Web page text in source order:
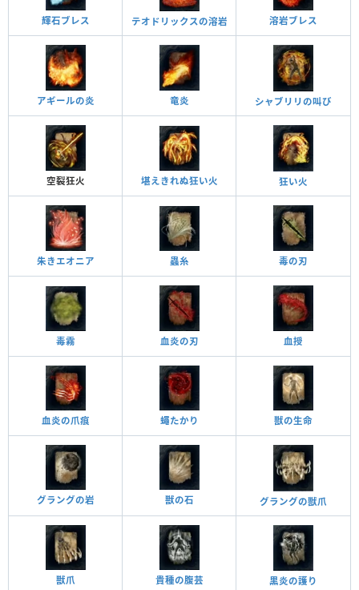
輝石ブレス テオドリックスの溶岩 溶岩ブレス
アギールの炎 竜炎 シャブリリの叫び
空裂狂火 堪えきれぬ狂い火 狂い火
朱きエオニア 蟲糸 毒の刃
毒霧 血炎の刃 血授
血炎の爪痕 蠅たかり 獣の生命
グラングの岩 獣の石 グラングの獣爪
獣爪 貴種の腹芸 黒炎の護り